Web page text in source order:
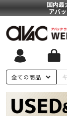
国内最
アバ
全ての商品